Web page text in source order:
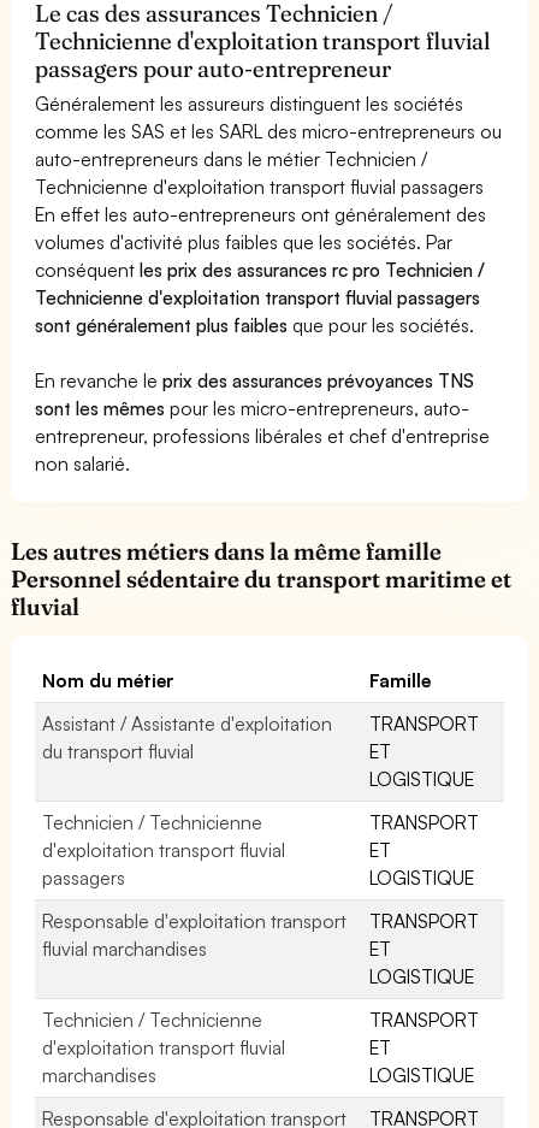
Le cas des assurances Technicien /
Technicienne d'exploitation transport fluvial
passagers pour auto-entrepreneur
Généralement les assureurs distinguent les sociétés
comme les SAS et les SARL des micro-entrepreneurs ou
auto-entrepreneurs dans le métier Technicien /
Technicienne d'exploitation transport fluvial passagers
En effet les auto-entrepreneurs ont généralement des
volumes d'activité plus faibles que les sociétés. Par
conséquentles prix des assurances rc pro Technicien /
Technicienne d'exploitation transport fluvial passagers
sont généralement plus faibles que pour les sociétés.
En revanche leprix des assurances prévoyances TNS
sont les mêmes pour les micro-entrepreneurs, auto-
entrepreneur, professions libérales et chef d'entreprise
non salarié.
Les autres métiers dans la même famille
Personnel sédentaire du transport maritime et
fluvial
Nom du métier
Famille
Assistant / Assistante d'exploitation
du transport fluvial
TRANSPORT
ET
LOGISTIQUE
Technicien / Technicienne
d'exploitation transport fluvial
passagers
TRANSPORT
ET
LOGISTIQUE
Responsable d'exploitation transport
fluvial marchandises
TRANSPORT
ET
LOGISTIQUE
Technicien / Technicienne
d'exploitation transport fluvial
marchandises
TRANSPORT
ET
LOGISTIQUE
Responsable d'exploitation transport
TRANSPORT